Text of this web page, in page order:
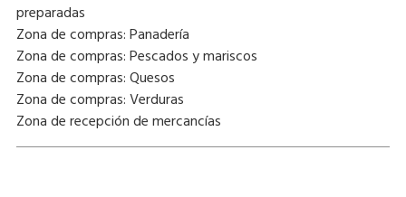
preparadas
Zona de compras: Panadería
Zona de compras: Pescados y mariscos
Zona de compras: Quesos
Zona de compras: Verduras
Zona de recepción de mercancías